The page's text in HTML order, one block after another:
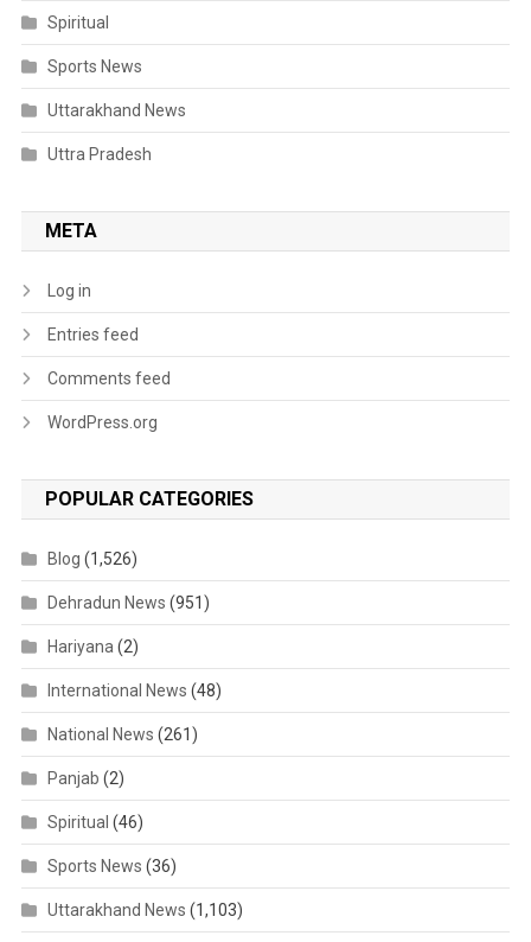
Spiritual
Sports News
Uttarakhand News
Uttra Pradesh
META
Log in
Entries feed
Comments feed
WordPress.org
POPULAR CATEGORIES
Blog (1,526)
Dehradun News (951)
Hariyana (2)
International News (48)
National News (261)
Panjab (2)
Spiritual (46)
Sports News (36)
Uttarakhand News (1,103)